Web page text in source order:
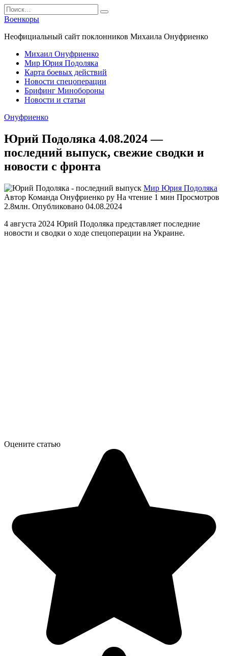
Перейти
к
содержанию
Search
for:
Военкоры
Неофициальный сайт поклонников Михаила Онуфриенко
Михаил Онуфриенко
Мир Юрия Подоляка
Карта боевых действий
Новости спецоперации
Брифинг Минобороны
Новости и статьи
Онуфриенко
Юрий Подоляка 4.08.2024 —
последний выпуск, свежие сводки и
новости с фронта
Мир Юрия Подоляка
Автор Команда Онуфриенко ру На чтение 1 мин Просмотров
2.8млн. Опубликовано 04.08.2024
4 августа 2024 Юрий Подоляка представляет последние
новости и сводки о ходе спецоперации на Украине.
Оцените статью